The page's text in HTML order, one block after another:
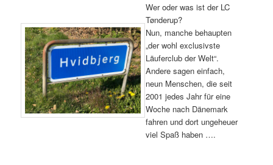
Wer oder was ist der LC
Tønderup?
Nun, manche behaupten
„der wohl exclusivste
Läuferclub der Welt“.
Andere sagen einfach,
neun Menschen, die seit
2001 jedes Jahr für eine
Woche nach Dänemark
fahren und dort ungeheuer
viel Spaß haben ….